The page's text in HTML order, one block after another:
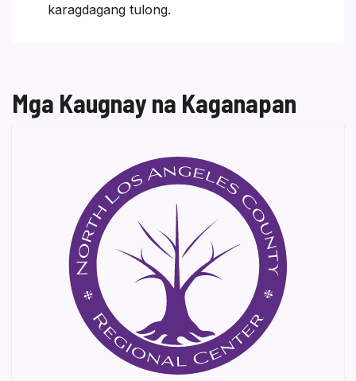
karagdagang tulong.
Mga Kaugnay na Kaganapan